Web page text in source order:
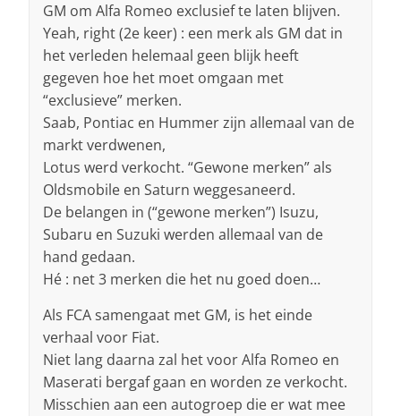
GM om Alfa Romeo exclusief te laten blijven.
Yeah, right (2e keer) : een merk als GM dat in
het verleden helemaal geen blijk heeft
gegeven hoe het moet omgaan met
“exclusieve” merken.
Saab, Pontiac en Hummer zijn allemaal van de
markt verdwenen,
Lotus werd verkocht. “Gewone merken” als
Oldsmobile en Saturn weggesaneerd.
De belangen in (“gewone merken”) Isuzu,
Subaru en Suzuki werden allemaal van de
hand gedaan.
Hé : net 3 merken die het nu goed doen…
Als FCA samengaat met GM, is het einde
verhaal voor Fiat.
Niet lang daarna zal het voor Alfa Romeo en
Maserati bergaf gaan en worden ze verkocht.
Misschien aan een autogroep die er wat mee